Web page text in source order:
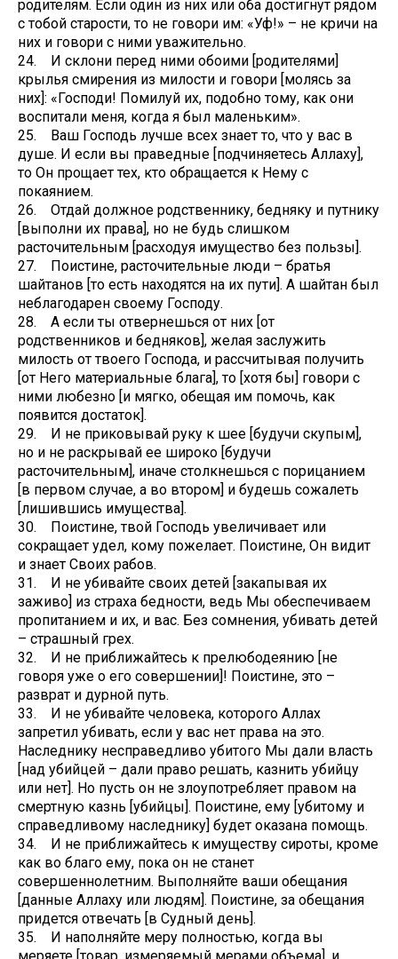
родителям. Если один из них или оба достигнут рядом
с тобой старости, то не говори им: «Уф!» – не кричи на
них и говори с ними уважительно.
24. И склони перед ними обоими [родителями]
крылья смирения из милости и говори [молясь за
них]: «Господи! Помилуй их, подобно тому, как они
воспитали меня, когда я был маленьким».
25. Ваш Господь лучше всех знает то, что у вас в
душе. И если вы праведные [подчиняетесь Аллаху],
то Он прощает тех, кто обращается к Нему с
покаянием.
26. Отдай должное родственнику, бедняку и путнику
[выполни их права], но не будь слишком
расточительным [расходуя имущество без пользы].
27. Поистине, расточительные люди – братья
шайтанов [то есть находятся на их пути]. А шайтан был
неблагодарен своему Господу.
28. А если ты отвернешься от них [от
родственников и бедняков], желая заслужить
милость от твоего Господа, и рассчитывая получить
[от Него материальные блага], то [хотя бы] говори с
ними любезно [и мягко, обещая им помочь, как
появится достаток].
29. И не приковывай руку к шее [будучи скупым],
но и не раскрывай ее широко [будучи
расточительным], иначе столкнешься с порицанием
[в первом случае, а во втором] и будешь сожалеть
[лишившись имущества].
30. Поистине, твой Господь увеличивает или
сокращает удел, кому пожелает. Поистине, Он видит
и знает Cвоих рабов.
31. И не убивайте своих детей [закапывая их
заживо] из страха бедности, ведь Мы обеспечиваем
пропитанием и их, и вас. Без сомнения, убивать детей
– страшный грех.
32. И не приближайтесь к прелюбодеянию [не
говоря уже о его совершении]! Поистине, это –
разврат и дурной путь.
33. И не убивайте человека, которого Аллах
запретил убивать, если у вас нет права на это.
Наследнику несправедливо убитого Мы дали власть
[над убийцей – дали право решать, казнить убийцу
или нет]. Но пусть он не злоупотребляет правом на
смертную казнь [убийцы]. Поистине, ему [убитому и
справедливому наследнику] будет оказана помощь.
34. И не приближайтесь к имуществу сироты, кроме
как во благо ему, пока он не станет
совершеннолетним. Выполняйте ваши обещания
[данные Аллаху или людям]. Поистине, за обещания
придется отвечать [в Судный день].
35. И наполняйте меру полностью, когда вы